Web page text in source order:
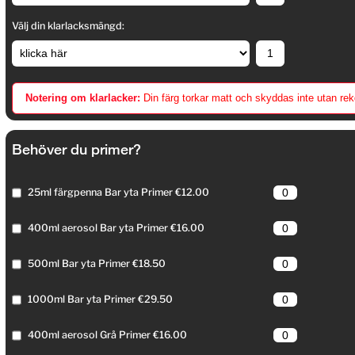
Välj din klarlacksmängd:
Notering om klarlacker: Din färg torkar matt och skyddas inte utan
Behöver du primer?
25ml färgpenna Bar yta Primer €12.00
400ml aerosol Bar yta Primer €16.00
500ml Bar yta Primer €18.50
1000ml Bar yta Primer €29.50
400ml aerosol Grå Primer €16.00